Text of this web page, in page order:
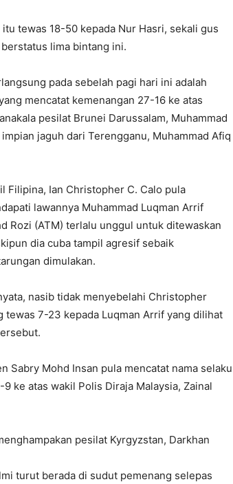
tewas 18-50 kepada Nur Hasri, sekali gus
lima bintang ini.
pada sebelah pagi hari ini adalah
mencatat kemenangan 27-16 ke atas
pesilat Brunei Darussalam, Muhammad
jaguh dari Terengganu, Muhammad Afiq
Filipina, Ian Christopher C. Calo pula
lawannya Muhammad Luqman Arrif
Rozi (ATM) terlalu unggul untuk ditewaskan
dia cuba tampil agresif sebaik
dimulakan.
nasib tidak menyebelahi Christopher
tewas 7-23 kepada Luqman Arrif yang dilihat
Sabry Mohd Insan pula mencatat nama selaku
ke atas wakil Polis Diraja Malaysia, Zainal
pesilat Kyrgyzstan, Darkhan
turut berada di sudut pemenang selepas